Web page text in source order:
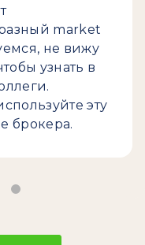
market
не вижу
узнать в
эту
брокера.